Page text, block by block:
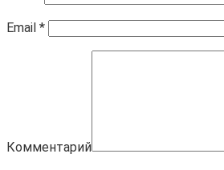
Email *
Комментарий